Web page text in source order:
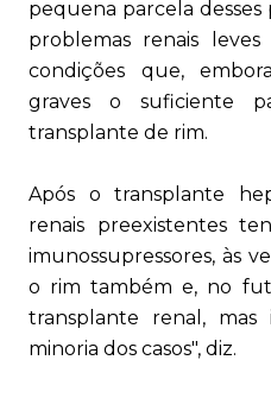
pequena parcela desses
problemas renais
condições que,
graves o suficiente
transplante de rim.
Após o transplante
renais preexistentes
imunossupressores, às
o rim também e, no
transplante renal, mas
minoria dos casos", diz.